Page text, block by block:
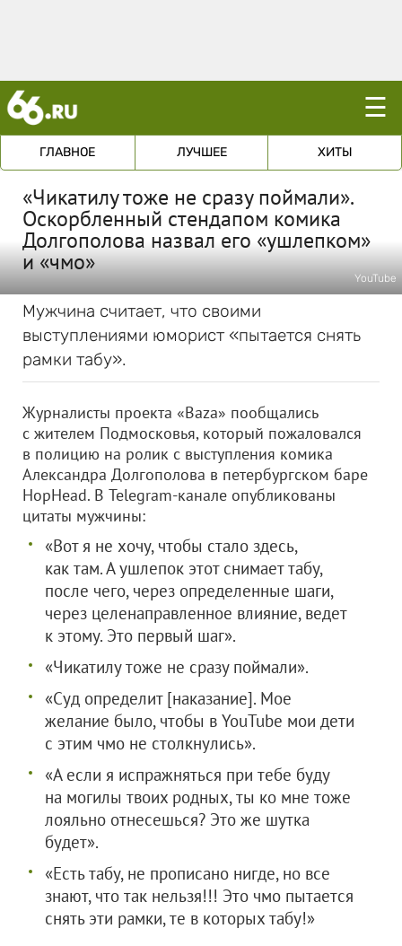
☰
ГЛАВНОЕ ЛУЧШЕЕ ХИТЫ
«Чикатилу тоже не сразу поймали».
Оскорбленный стендапом комика
Долгополова назвал его «ушлепком»
и «чмо»
YouTube
Мужчина считает, что своими
выступлениями юморист «пытается снять
рамки табу».
Журналисты проекта «Baza» пообщались
с жителем Подмосковья, который пожаловался
в полицию на ролик с выступления комика
Александра Долгополова в петербургском баре
HopHead. В Telegram-канале опубликованы
цитаты мужчины:
«Вот я не хочу, чтобы стало здесь,
как там. А ушлепок этот снимает табу,
после чего, через определенные шаги,
через целенаправленное влияние, ведет
к этому. Это первый шаг».
«Чикатилу тоже не сразу поймали».
«Суд определит [наказание]. Мое
желание было, чтобы в YouTube мои дети
с этим чмо не столкнулись».
«А если я испражняться при тебе буду
на могилы твоих родных, ты ко мне тоже
лояльно отнесешься? Это же шутка
будет».
«Есть табу, не прописано нигде, но все
знают, что так нельзя!!! Это чмо пытается
снять эти рамки, те в которых табу!»